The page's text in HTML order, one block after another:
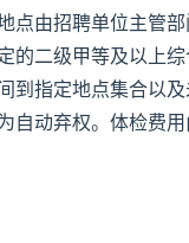
点由招聘单位主管
的二级甲等及以上
到指定地点集合以
自动弃权。体检费